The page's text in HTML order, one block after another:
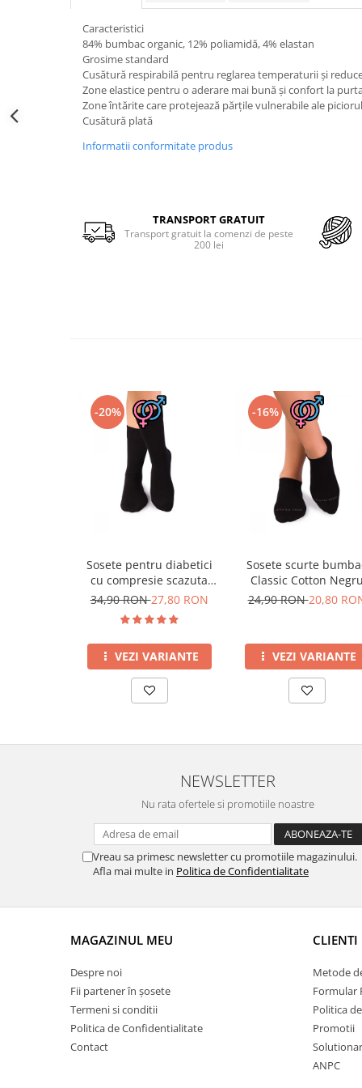
Merino Warm
Cutie Cadou Merino
Sosete sport
Sosete termice
Caracteristici
84% bumbac organic, 12% poliamidă, 4% elastan
Grosime standard
Cusătură respirabilă pentru reglarea temperaturii și
Zone elastice pentru o aderare mai bună și confort la
Zone întărite care protejează părțile vulnerabile ale
Cusătură plată
Informatii conformitate produs
TRANSPORT GRATUIT
Transport gratuit la comenzi de peste
200 lei
-20%
Sosete pentru diabetici
cu compresie scazuta
Negru
34,90 RON27,80 RON
VEZI VARIANTE
-16%
Sosete scurte
Classic Cotton Negru
24,90 RON20,80
VEZI VARIANTE
NEWSLETTER
Nu rata ofertele si promotiile noastre
Vreau sa primesc newsletter cu promotiile magazinului.
Afla mai multe in Politica de Confidentialitate
MAGAZINUL MEU
Despre noi
Fii partener în șosete
Termeni si conditii
Politica de Confidentialitate
Contact
CLIENTI
Metode
Formular
Politica
Promotii
ANPC